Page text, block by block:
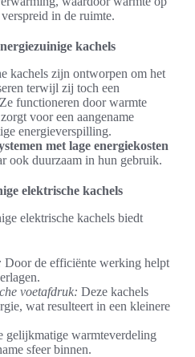
in de ruimte.
kachels
kachels zijn ontworpen om het
terwijl zij toch een
functioneren door warmte
voor een aangename
energieverspilling.
met lage energiekosten
ook duurzaam in hun gebruik.
elektrische kachels
elektrische kachels biedt
Door de efficiënte werking helpt
voetafdruk: Deze kachels
wat resulteert in een kleinere
gelijkmatige warmteverdeling
sfeer binnen.